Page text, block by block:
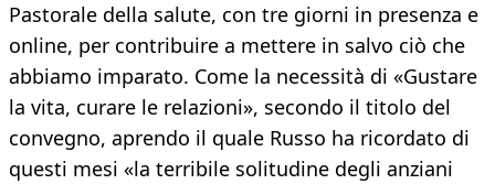
Pastorale della salute, con tre giorni in presenza e
online, per contribuire a mettere in salvo ciò che
abbiamo imparato. Come la necessità di «Gustare
la vita, curare le relazioni», secondo il titolo del
convegno, aprendo il quale Russo ha ricordato di
questi mesi «la terribile solitudine degli anziani